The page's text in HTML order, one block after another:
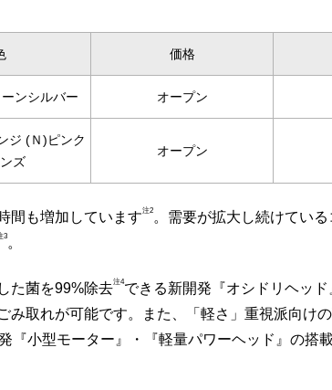
価格
ンシルバー オープン
ジ (Ｎ)ピンク
ズ
オープン
間も増加しています注2 。需要が拡大し続けてい
3 。
た菌を99%除去注4できる新開発『オシドリヘッ
取れが可能です。また、「軽さ」重視派向け
『小型モーター』・『軽量パワーヘッド』の搭